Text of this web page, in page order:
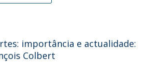
importância e actualidade:
Colbert